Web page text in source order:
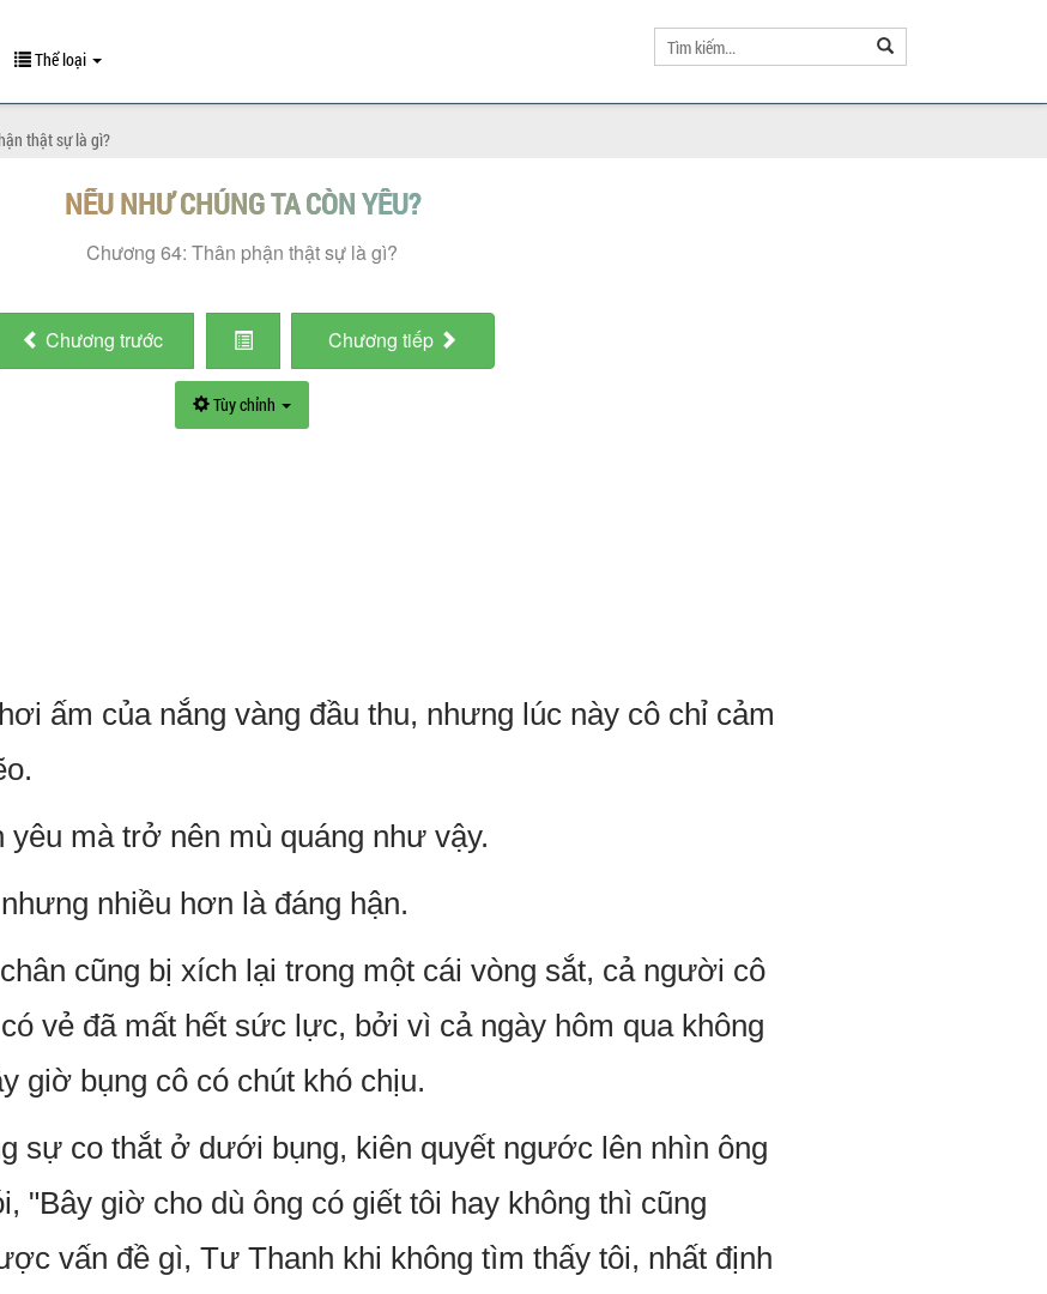
Thể loại
thật sự là gì?
NẾU NHƯ CHÚNG TA CÒN YÊU?
Chương 64: Thân phận thật sự là gì?
Chương trước Chương tiếp
Tùy chỉnh
ấm của nắng vàng đầu thu, nhưng lúc này cô chỉ cảm
mà trở nên mù quáng như vậy.
nhiều hơn là đáng hận.
cũng bị xích lại trong một cái vòng sắt, cả người cô
vẻ đã mất hết sức lực, bởi vì cả ngày hôm qua không
giờ bụng cô có chút khó chịu.
sự co thắt ở dưới bụng, kiên quyết ngước lên nhìn ông
"Bây giờ cho dù ông có giết tôi hay không thì cũng
vấn đề gì, Tư Thanh khi không tìm thấy tôi, nhất định